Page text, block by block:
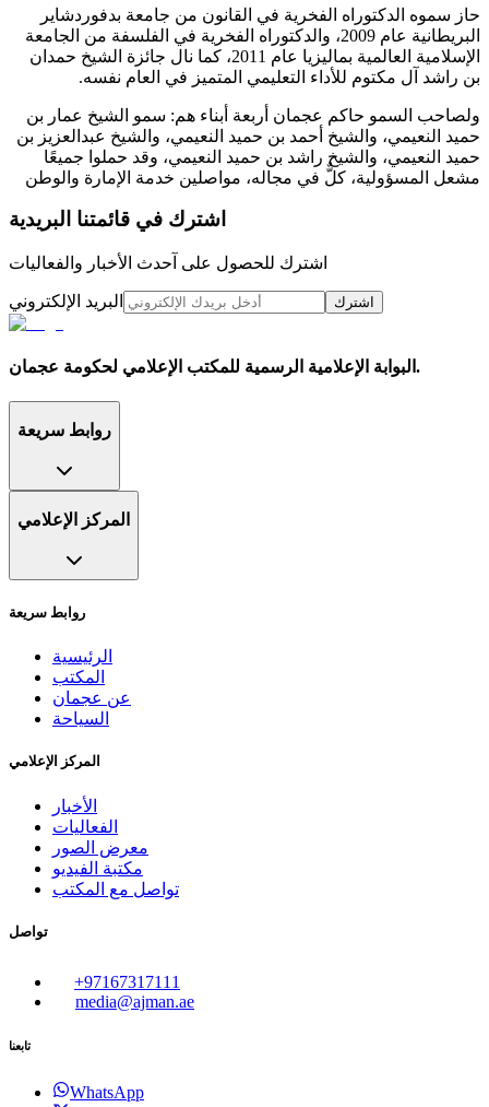
حاز سموه الدكتوراه الفخرية في القانون من جامعة بدفوردشاير
البريطانية عام 2009، والدكتوراه الفخرية في الفلسفة من الجامعة
الإسلامية العالمية بماليزيا عام 2011، كما نال جائزة الشيخ حمدان
بن راشد آل مكتوم للأداء التعليمي المتميز في العام نفسه.
ولصاحب السمو حاكم عجمان أربعة أبناء هم: سمو الشيخ عمار بن
حميد النعيمي، والشيخ أحمد بن حميد النعيمي، والشيخ عبدالعزيز بن
حميد النعيمي، والشيخ راشد بن حميد النعيمي، وقد حملوا جميعًا
مشعل المسؤولية، كلٌّ في مجاله، مواصلين خدمة الإمارة والوطن
اشترك في قائمتنا البريدية
اشترك للحصول على آحدث الأخبار والفعاليات
البريد الإلكتروني اشترك
البوابة الإعلامية الرسمية للمكتب الإعلامي لحكومة عجمان.
روابط سريعة
المركز الإعلامي
روابط سريعة
الرئيسية
المكتب
عن عجمان
السياحة
المركز الإعلامي
الأخبار
الفعاليات
معرض الصور
مكتبة الفيديو
تواصل مع المكتب
تواصل
+97167317111
media@ajman.ae
تابعنا
WhatsApp